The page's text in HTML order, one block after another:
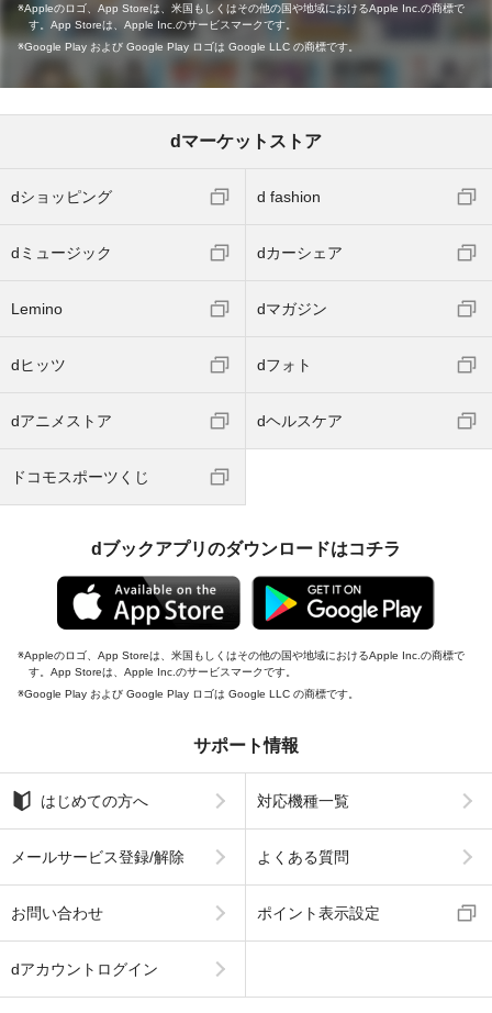
Appleのロゴ、App Storeは、米国もしくはその他の国や地域におけるApple Inc.の商標で
す。App Storeは、Apple Inc.のサービスマークです。
Google Play および Google Play ロゴは Google LLC の商標です。
dマーケットストア
dショッピング d fashion
dミュージック dカーシェア
Lemino dマガジン
dヒッツ dフォト
dアニメストア dヘルスケア
ドコモスポーツくじ
dブックアプリのダウンロードはコチラ
Appleのロゴ、App Storeは、米国もしくはその他の国や地域におけるApple Inc.の商標で
す。App Storeは、Apple Inc.のサービスマークです。
Google Play および Google Play ロゴは Google LLC の商標です。
サポート情報
はじめての方へ 対応機種一覧
メールサービス登録/解除 よくある質問
お問い合わせ ポイント表示設定
dアカウントログイン